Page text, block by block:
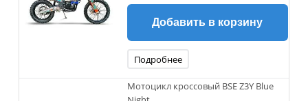
Добавить в корзину
Подробнее
Мотоцикл кроссовый BSE Z3Y Blue